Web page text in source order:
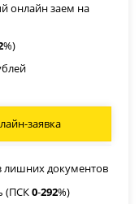
онлайн заем на
%)
заявка
лишних документов
(ПСК0-292%)